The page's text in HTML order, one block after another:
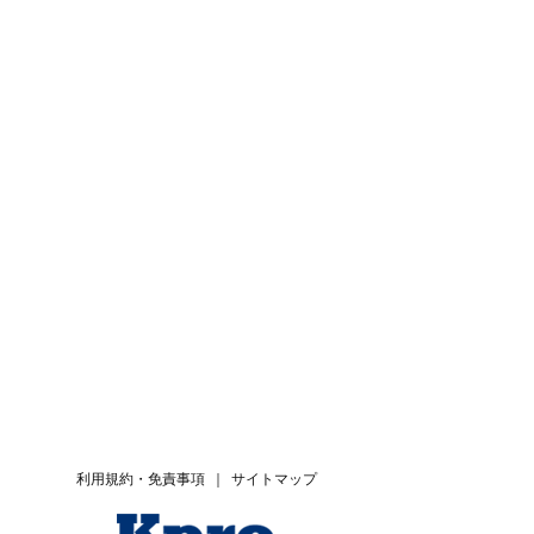
サイトマップ
利用規約・免責事項